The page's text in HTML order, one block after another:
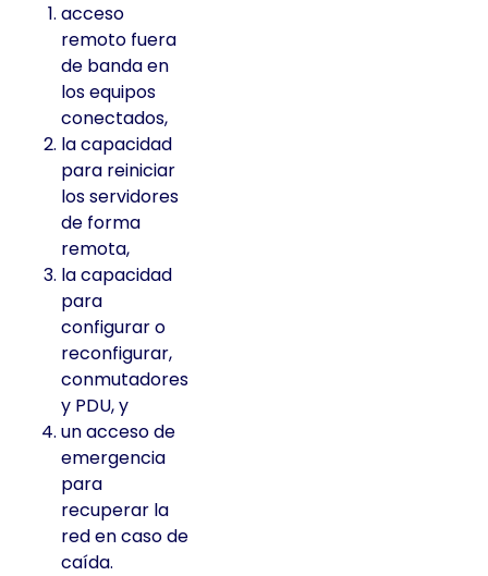
acceso
remoto fuera
de banda en
los equipos
conectados,
la capacidad
para reiniciar
los servidores
de forma
remota,
la capacidad
para
configurar o
reconfigurar,
conmutadores
y PDU, y
un acceso de
emergencia
para
recuperar la
red en caso de
caída.